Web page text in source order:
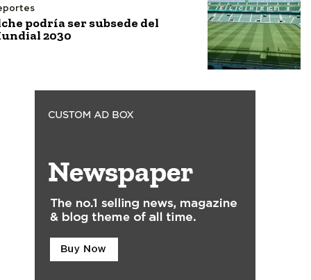
podría ser subsede del
2030